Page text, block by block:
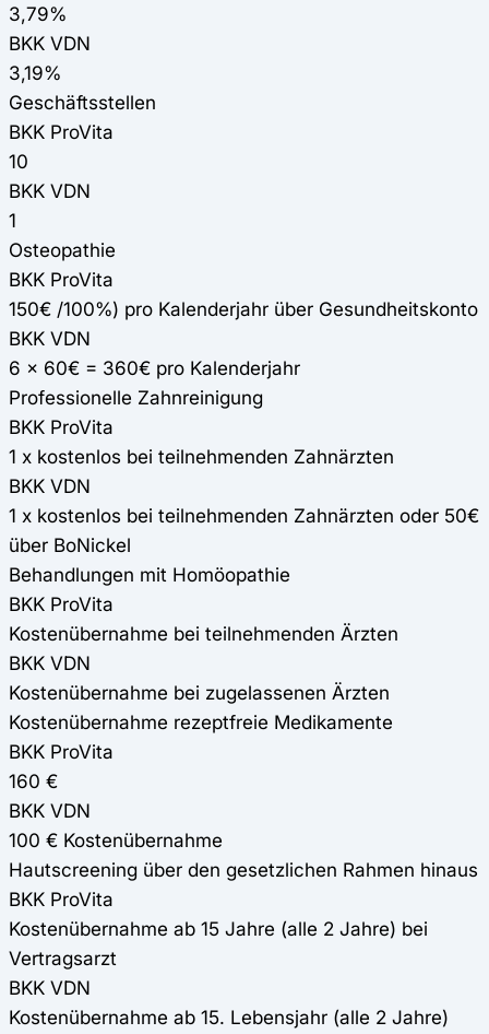
3,79%
BKK VDN
3,19%
Geschäftsstellen
BKK ProVita
10
BKK VDN
1
Osteopathie
BKK ProVita
150€ /100%) pro Kalenderjahr über Gesundheitskonto
BKK VDN
6 x 60€ = 360€ pro Kalenderjahr
Professionelle Zahnreinigung
BKK ProVita
1 x kostenlos bei teilnehmenden Zahnärzten
BKK VDN
1 x kostenlos bei teilnehmenden Zahnärzten oder 50€
über BoNickel
Behandlungen mit Homöopathie
BKK ProVita
Kostenübernahme bei teilnehmenden Ärzten
BKK VDN
Kostenübernahme bei zugelassenen Ärzten
Kostenübernahme rezeptfreie Medikamente
BKK ProVita
160 €
BKK VDN
100 € Kostenübernahme
Hautscreening über den gesetzlichen Rahmen hinaus
BKK ProVita
Kostenübernahme ab 15 Jahre (alle 2 Jahre) bei
Vertragsarzt
BKK VDN
Kostenübernahme ab 15. Lebensjahr (alle 2 Jahre)